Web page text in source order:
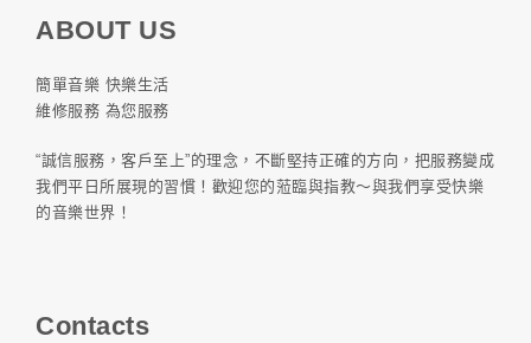
ABOUT US
簡單音樂 快樂生活
維修服務 為您服務
“誠信服務，客戶至上”的理念，不斷堅持正確的方向，把服務變成
我們平日所展現的習慣！歡迎您的蒞臨與指教～與我們享受快樂
的音樂世界！
Contacts